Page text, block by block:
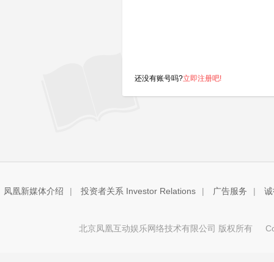
还没有账号吗?立即注册吧!
凤凰新媒体介绍 | 投资者关系 Investor Relations | 广告服务 |
北京凤凰互动娱乐网络技术有限公司 版权所有